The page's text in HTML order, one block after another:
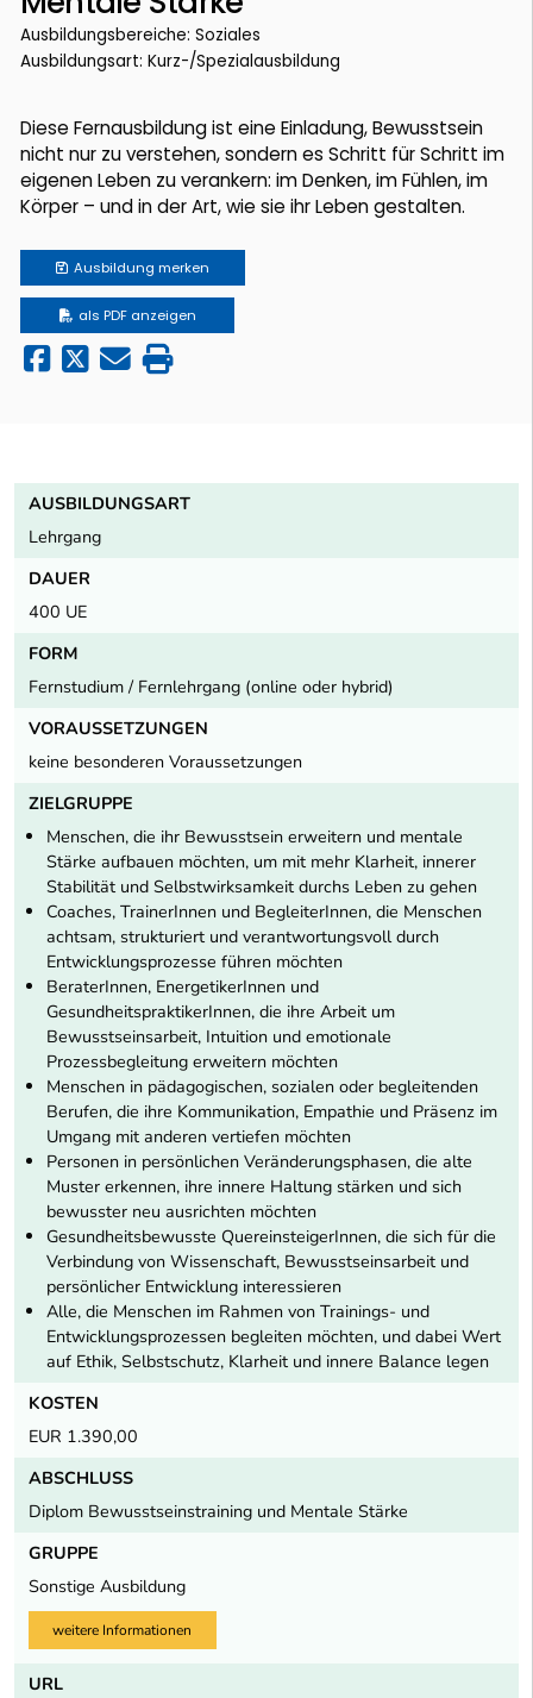
Ausbildungsbereiche: Soziales
Ausbildungsart: Kurz-/Spezialausbildung
Diese Fernausbildung ist eine Einladung, Bewusstsein
nicht nur zu verstehen, sondern es Schritt für Schritt im
eigenen Leben zu verankern: im Denken, im Fühlen, im
Körper – und in der Art, wie sie ihr Leben gestalten.
Ausbildung merken
als PDF anzeigen
AUSBILDUNGSART
Lehrgang
DAUER
400 UE
FORM
Fernstudium / Fernlehrgang (online oder hybrid)
VORAUSSETZUNGEN
keine besonderen Voraussetzungen
ZIELGRUPPE
Menschen, die ihr Bewusstsein erweitern und mentale
Stärke aufbauen möchten, um mit mehr Klarheit, innerer
Stabilität und Selbstwirksamkeit durchs Leben zu gehen
Coaches, TrainerInnen und BegleiterInnen, die Menschen
achtsam, strukturiert und verantwortungsvoll durch
Entwicklungsprozesse führen möchten
BeraterInnen, EnergetikerInnen und
GesundheitspraktikerInnen, die ihre Arbeit um
Bewusstseinsarbeit, Intuition und emotionale
Prozessbegleitung erweitern möchten
Menschen in pädagogischen, sozialen oder begleitenden
Berufen, die ihre Kommunikation, Empathie und Präsenz im
Umgang mit anderen vertiefen möchten
Personen in persönlichen Veränderungsphasen, die alte
Muster erkennen, ihre innere Haltung stärken und sich
bewusster neu ausrichten möchten
Gesundheitsbewusste QuereinsteigerInnen, die sich für die
Verbindung von Wissenschaft, Bewusstseinsarbeit und
persönlicher Entwicklung interessieren
Alle, die Menschen im Rahmen von Trainings- und
Entwicklungsprozessen begleiten möchten, und dabei Wert
auf Ethik, Selbstschutz, Klarheit und innere Balance legen
KOSTEN
EUR 1.390,00
ABSCHLUSS
Diplom Bewusstseinstraining und Mentale Stärke
GRUPPE
Sonstige Ausbildung
weitere Informationen
URL